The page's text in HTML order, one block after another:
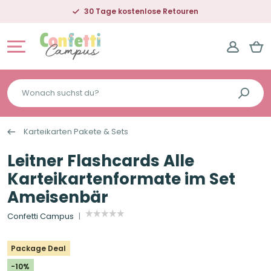
30 Tage kostenlose Retouren
Wonach
suchst
du?
Karteikarten Pakete & Sets
Leitner Flashcards Alle
Karteikartenformate im Set
Ameisenbär
Confetti Campus
Package Deal
-10%